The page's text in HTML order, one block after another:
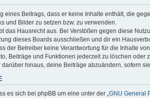
eines Beitrags, dass er keine Inhalte enthält, die
und Bilder zu setzen bzw. zu verwenden.
das Hausrecht aus. Bei Verstößen gegen diese
dieses Boards ausschließen und dir ein
der Betreiber keine Verantwortung für die Inhalte
Beiträge und Funktionen jederzeit zu löschen oder
darüber hinaus, deine Beiträge abzuändern, sofern
es sich bei phpBB um eine unter der „GNU General